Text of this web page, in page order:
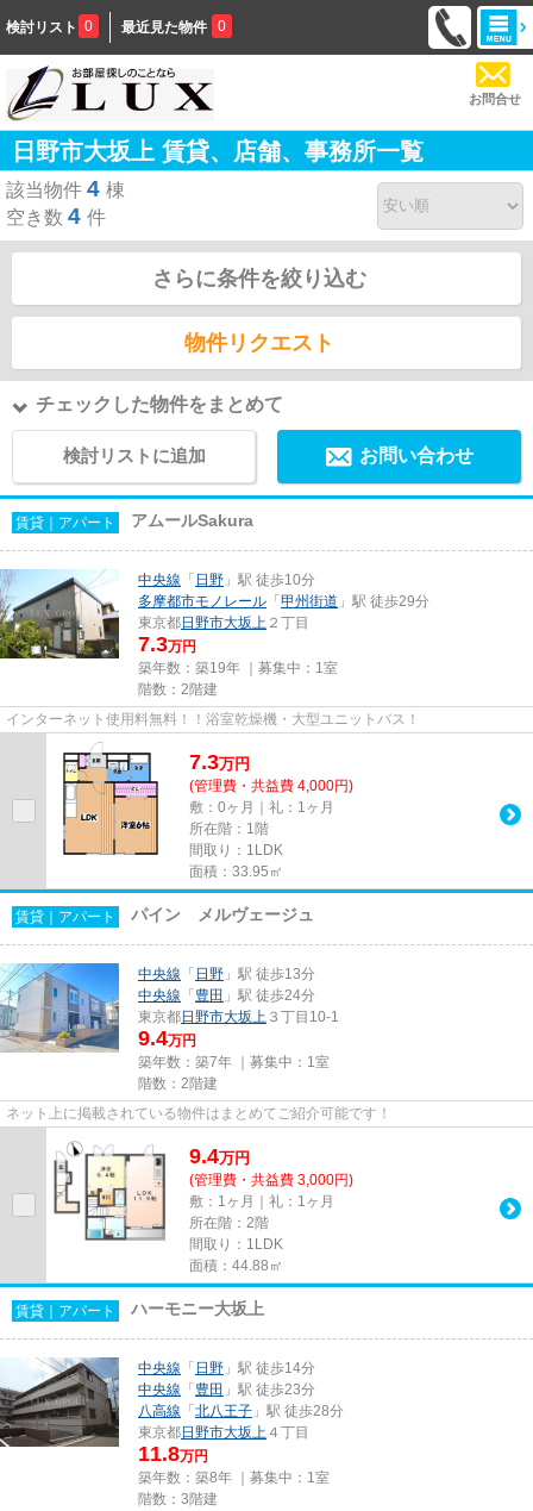
検討リスト 0 最近見た物件 0
お問合せ
日野市大坂上 賃貸、店舗、事務所一覧
該当物件 4 棟
空き数 4 件
さらに条件を絞り込む
物件リクエスト
チェックした物件をまとめて
検討リストに追加 お問い合わせ
賃貸｜アパート アムールSakura
中央線 「 日野 」駅 徒歩10分
多摩都市モノレール 「甲州街道 」駅 徒歩29分
東京都日野市大坂上 ２丁目
7.3万円
築年数：築19年 ｜募集中： 1室
階数：2階建
インターネット使用料無料！！浴室乾燥機・大型ユニットバス！
7.3万円
(管理費・共益費 4,000円)
敷：0ヶ月｜礼：1ヶ月
所在階：1階
間取り：1LDK
面積：33.95㎡
賃貸｜アパート パイン メルヴェージュ
中央線 「 日野 」駅 徒歩13分
中央線 「豊田 」駅 徒歩24分
東京都日野市大坂上 ３丁目10-1
9.4万円
築年数：築7年 ｜募集中： 1室
階数：2階建
ネット上に掲載されている物件はまとめてご紹介可能です！
9.4万円
(管理費・共益費 3,000円)
敷：1ヶ月｜礼：1ヶ月
所在階：2階
間取り：1LDK
面積：44.88㎡
賃貸｜アパート ハーモニー大坂上
中央線 「 日野 」駅 徒歩14分
中央線 「豊田 」駅 徒歩23分
八高線 「北八王子 」駅 徒歩28分
東京都日野市大坂上 ４丁目
11.8万円
築年数：築8年 ｜募集中： 1室
階数：3階建